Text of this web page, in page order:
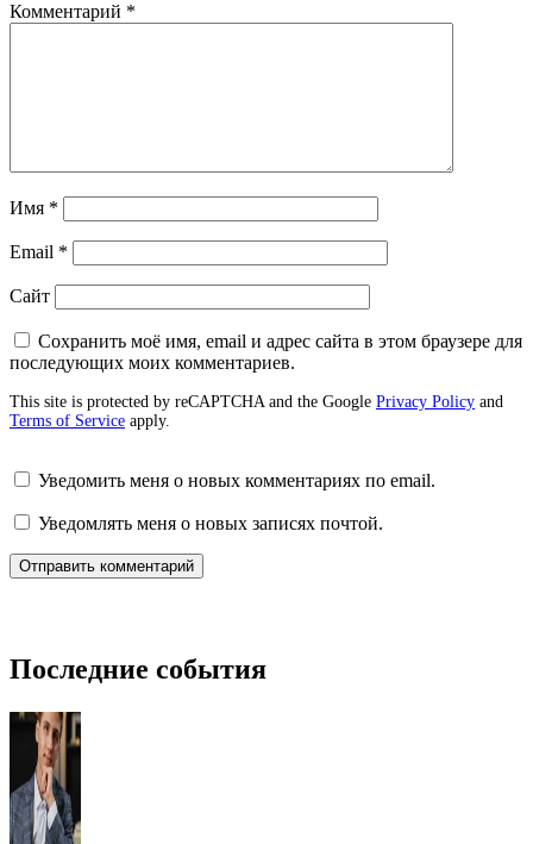
Комментарий *
Имя *
Email *
Сайт
Сохранить моё имя, email и адрес сайта в этом браузере для
последующих моих комментариев.
This site is protected by reCAPTCHA and the Google Privacy Policy and
Terms of Service apply.
Уведомить меня о новых комментариях по email.
Уведомлять меня о новых записях почтой.
Последние события